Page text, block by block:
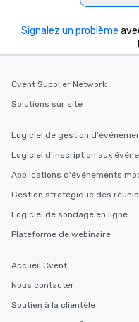
Signalez un problème
Cvent Supplier Network
Solutions sur site
Logiciel de gestion
Logiciel d'inscription aux
Applications d'événements
Gestion stratégique des
Logiciel de sondage en ligne
Plateforme de webinaire
Accueil Cvent
Nous contacter
Soutien à la clientèle